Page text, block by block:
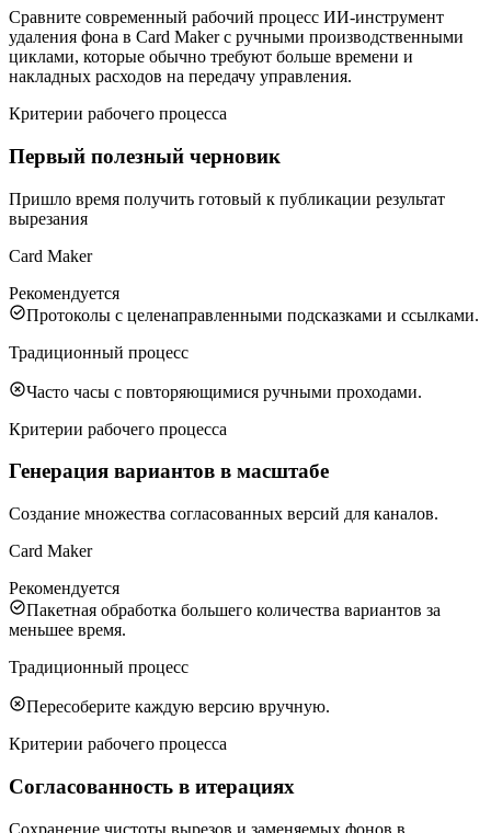
Сравните современный рабочий процесс ИИ-инструмент
удаления фона в Card Maker с ручными производственными
циклами, которые обычно требуют больше времени и
накладных расходов на передачу управления.
Критерии рабочего процесса
Первый полезный черновик
Пришло время получить готовый к публикации результат
вырезания
Card Maker
Рекомендуется
Протоколы с целенаправленными подсказками и ссылками.
Традиционный процесс
Часто часы с повторяющимися ручными проходами.
Критерии рабочего процесса
Генерация вариантов в масштабе
Создание множества согласованных версий для каналов.
Card Maker
Рекомендуется
Пакетная обработка большего количества вариантов за
меньшее время.
Традиционный процесс
Пересоберите каждую версию вручную.
Критерии рабочего процесса
Согласованность в итерациях
Сохранение чистоты вырезов и заменяемых фонов в